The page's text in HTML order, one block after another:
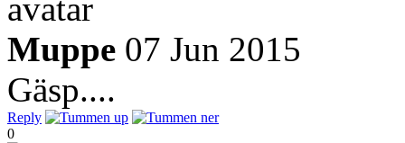
Muppe 07 Jun 2015
Gäsp....
Reply
0